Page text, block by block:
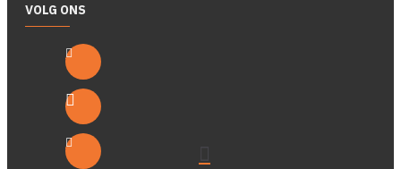
VOLG ONS